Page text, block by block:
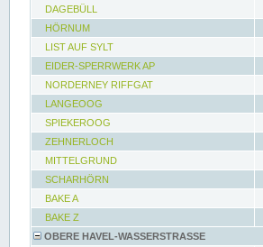
DAGEBÜLL
HÖRNUM
LIST AUF SYLT
EIDER-SPERRWERK AP
NORDERNEY RIFFGAT
LANGEOOG
SPIEKEROOG
ZEHNERLOCH
MITTELGRUND
SCHARHÖRN
BAKE A
BAKE Z
OBERE HAVEL-WASSERSTRASSE